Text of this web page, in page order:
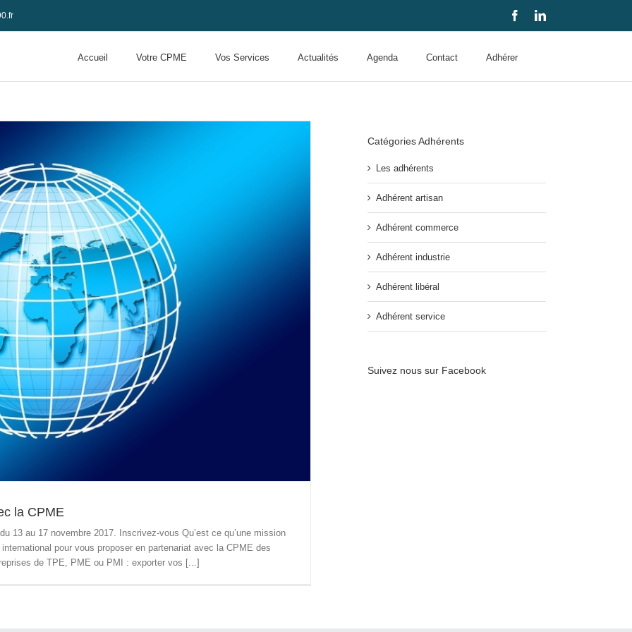
FacebookLinkedIn
Accueil Votre CPME Vos Services Actualités Agenda Contact Adhérer
la CPME
13 au 17 novembre 2017. Inscrivez-vous Qu’est ce qu’une mission
pour vous proposer en partenariat avec la CPME des
de TPE, PME ou PMI : exporter vos [...]
Catégories Adhérents
Les adhérents
Adhérent artisan
Adhérent commerce
Adhérent industrie
Adhérent libéral
Adhérent service
Suivez nous sur Facebook